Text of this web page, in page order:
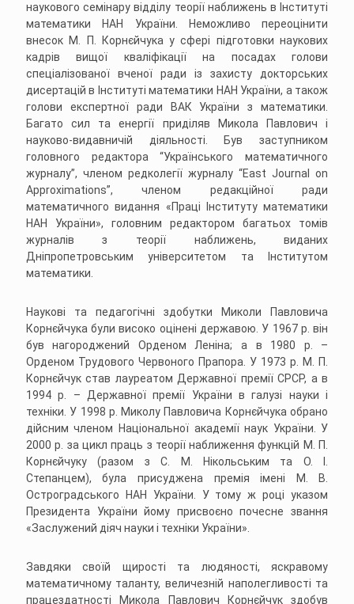
наукового семінару відділу теорії наближень в Інституті
математики НАН України. Неможливо переоцінити
внесок М. П. Корнєйчука у сфері підготовки наукових
кадрів вищої кваліфікації на посадах голови
спецiалiзованої вченої ради із захисту докторських
дисертацiй в Iнститутi математики НАН України, а також
голови експертної ради ВАК України з математики.
Багато сил та енергії приділяв Микола Павлович і
науково-видавничій діяльності. Був заступником
головного редактора “Українського математичного
журналу”, членом редколегiї журналу “East Journal on
Approximations”, членом редакційної ради
математичного видання «Праці Інституту математики
НАН України», головним редактором багатьох томів
журналів з теорії наближень, виданих
Дніпропетровським університетом та Інститутом
математики.
Наукові та педагогiчнi здобутки Миколи Павловича
Корнєйчука були високо оцiненi державою. У 1967 р. він
був нагороджений Орденом Ленiна; а в 1980 р. –
Орденом Трудового Червоного Прапора. У 1973 р. М. П.
Корнєйчук став лауреатом Державної премії СРСР, а в
1994 р. – Державної премії України в галузі науки i
техніки. У 1998 р. Миколу Павловича Корнєйчука обрано
дійсним членом Нацiональної академiї наук України. У
2000 р. за цикл праць з теорії наближення функцій М. П.
Корнєйчуку (разом з С. М. Нiкольським та О. І.
Степанцем), була присуджена премія імені М. В.
Остроградського НАН України. У тому ж році указом
Президента України йому присвоєно почесне звання
«Заслужений діяч науки і техніки України».
Завдяки своїй щирості та людяності, яскравому
математичному таланту, величезній наполегливості та
працездатності Микола Павлович Корнєйчук здобув